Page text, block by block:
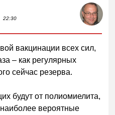
22:30
вакцинации всех сил,
– как регулярных
сейчас резерва.
будут от полиомиелита,
вероятные